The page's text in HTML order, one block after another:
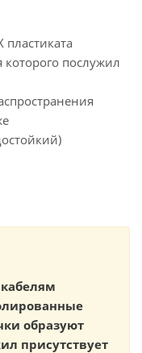
послужил
образуют
присутствует